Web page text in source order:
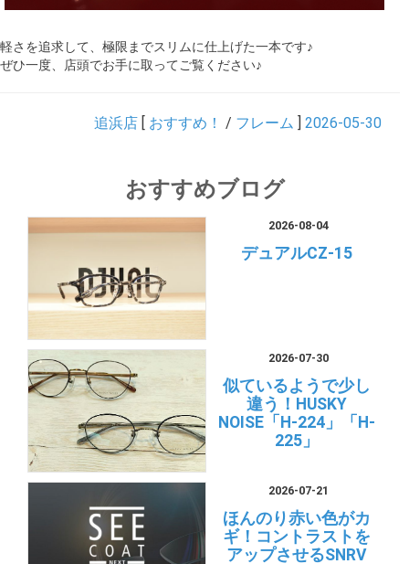
軽さを追求して、極限までスリムに仕上げた一本です♪
ぜひ一度、店頭でお手に取ってご覧ください♪
追浜店 [ おすすめ！ / フレーム ] 2026-05-30
おすすめブログ
2026-08-04
デュアルCZ-15
2026-07-30
似ているようで少し
違う！HUSKY
NOISE「H-224」「H-
225」
2026-07-21
ほんのり赤い色がカ
ギ！コントラストを
アップさせるSNRV